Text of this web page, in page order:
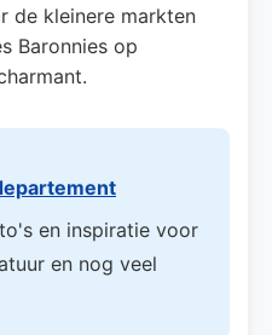
de kleinere markten
Baronnies op
en inspiratie voor
en nog veel